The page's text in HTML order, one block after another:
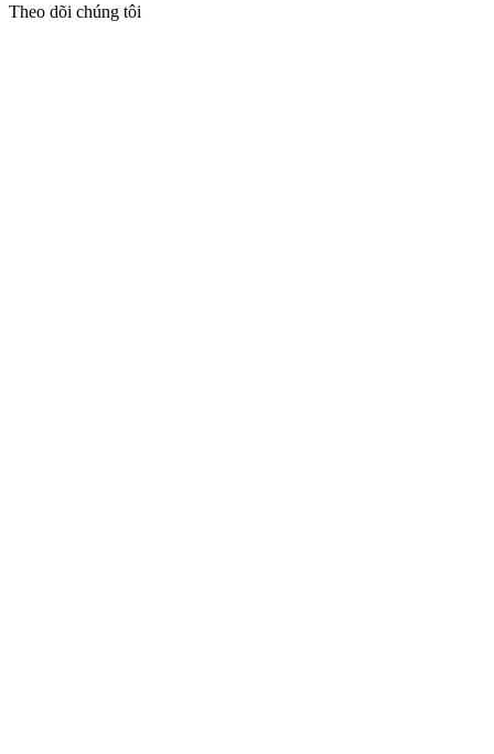
Theo dõi chúng tôi